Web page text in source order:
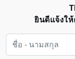
ยินดีแจ้งใ